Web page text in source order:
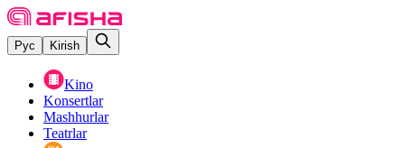
Рус Kirish
Kino
Konsertlar
Mashhurlar
Teatrlar